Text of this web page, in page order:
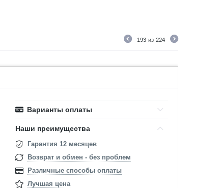
193 из 224
Варианты оплаты
Наши преимущества
Гарантия 12 месяцев
Возврат и обмен - без проблем
Различные способы оплаты
Лучшая цена